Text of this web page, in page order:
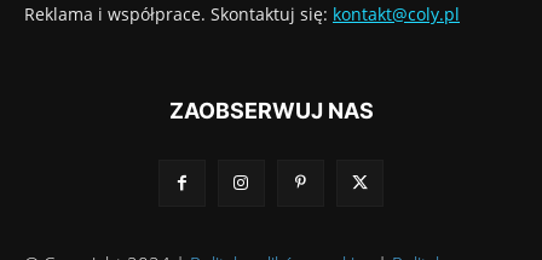
Reklama i współprace. Skontaktuj się: kontakt@coly.pl
ZAOBSERWUJ NAS